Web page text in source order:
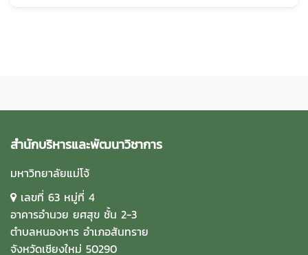
สำนักบริหารและพัฒนาวิชาการ
มหาวิทยาลัยแม่โจ้
เลขที่ 63 หมู่ที่ 4
อาคารอำนวย ยศสุข ชั้น 2-3
ตำบลหนองหาร อำเภอสันทราย
จังหวัดเชียงใหม่ 50290